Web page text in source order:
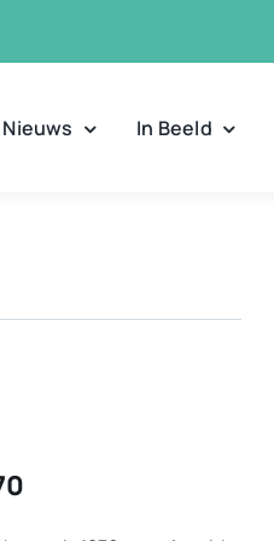
Nieuws In Beeld